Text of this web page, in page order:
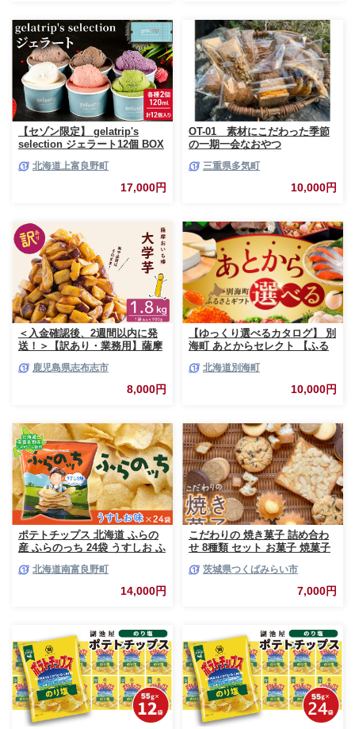
【セゾン限定】 gelatrip's
selection ジェラート12個 BOX
スクリーム ジェラート デザー
ト ギフト 贈呈 贈り物 ミルク
生乳 牛乳 お菓子 スイーツ 冷凍
北海道上富良野町
17,000円
OT-01 素材にこだわった季節
の一期一会なおやつ
三重県多気町
10,000円
＜入金確認後、2週間以内に発
送！＞【訳あり・業務用】薩摩
1.8kg(900g×2袋) p8-142-2w
鹿児島県志布志市
8,000円
【ゆっくり選べるカタログ】 別
海町 あとからセレクト 【ふる
とから選べる！ ギフト いくら
ほたて 海鮮 牛肉 ケーキ アイス
【BY0000010】（ 後から選べ
カタログギフト あとからカタロ
グ あとからカタログポイント
あとからカタログギフト ふるさ
と納税 ）
北海道別海町
10,000円
ポテトチップス 北海道 ふらの
産 ふらのっち 24袋 うすしお ふ
スナック スナック菓子 ポテト
チップ チップス ポテト 芋 菓子
お菓子 おやつ 箱 農協 ギフト
北海道南富良野町
14,000円
こだわりの 焼き菓子 詰め合わ
せ 8種類 セット お菓子 焼菓子
茨城県つくばみらい市
7,000円